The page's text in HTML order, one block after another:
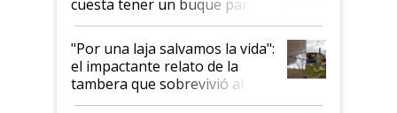
cuesta tener un buque parado
y el peligro de que Argentina
pase a ser "país sucio"
"Por una laja salvamos la vida":
el impactante relato de la
tambera que sobrevivió al
tornado